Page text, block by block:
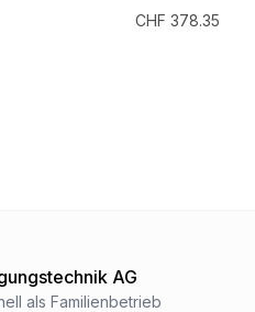
CHF 378.35
AG
als Familienbetrieb